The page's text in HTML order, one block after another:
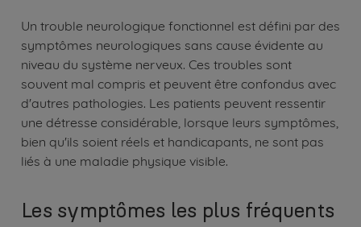
Un trouble neurologique fonctionnel est défini par des
symptômes neurologiques sans cause évidente au
niveau du système nerveux. Ces troubles sont
souvent mal compris et peuvent être confondus avec
d'autres pathologies. Les patients peuvent ressentir
une détresse considérable, lorsque leurs symptômes,
bien qu'ils soient réels et handicapants, ne sont pas
liés à une maladie physique visible.
Les symptômes les plus fréquents